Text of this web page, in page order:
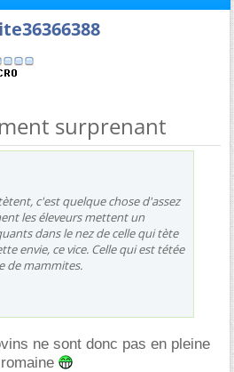
surprenant
c'est quelque chose d'assez
les éleveurs mettent un
dans le nez de celle qui tète
envie, ce vice. Celle qui est tétée
de mammites.
ne sont donc pas en pleine